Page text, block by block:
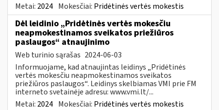
Metai: 2024 Mokesčiai: Pridėtinės vertės mokestis
Dėl leidinio „Pridėtinės vertės mokesčiu
neapmokestinamos sveikatos priežiūros
paslaugos“ atnaujinimo
Web turinio sąrašas 2024-06-03
Informuojame, kad atnaujintas leidinys „Pridėtinės
vertės mokesčiu neapmokestinamos sveikatos
priežiūros paslaugos“. Leidinys skelbiamas VMI prie FM
interneto svetainėje adresu: www.vmi.lt/...
Metai: 2024 Mokesčiai: Pridėtinės vertės mokestis